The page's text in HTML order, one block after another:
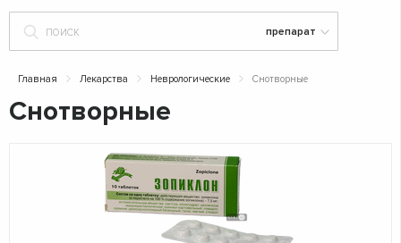
Главная Лекарства Неврологические Снотворные
Снотворные